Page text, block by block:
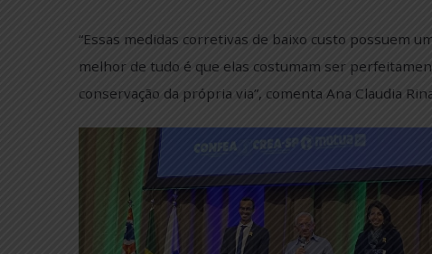
Para esses locais críticos, ou seja, onde há
imediato: a adoção de intervenções
revitalização da sinalização horizontal e
balizadores e medidas efetivas de redução de
“Essas medidas corretivas de baixo custo
melhor de tudo é que elas costumam ser
conservação da própria via”, comenta Ana